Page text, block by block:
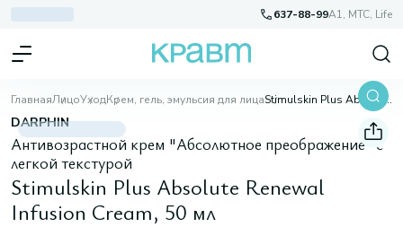
637-88-99A1, МТС, Life
ГлавнаяЛицоУходКрем, гель, эмульсия для лица Stimulskin Plus Absolute Renewal Infusion Cream, 50 мл
DARPHIN
Антивозрастной крем "Абсолютное преображение" с
легкой текстурой
Stimulskin Plus Absolute Renewal
Infusion Cream, 50 мл